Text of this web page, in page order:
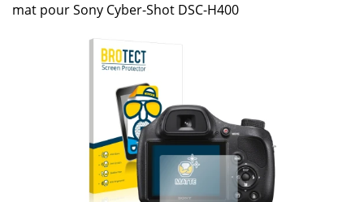
mat pour Sony Cyber-Shot DSC-H400